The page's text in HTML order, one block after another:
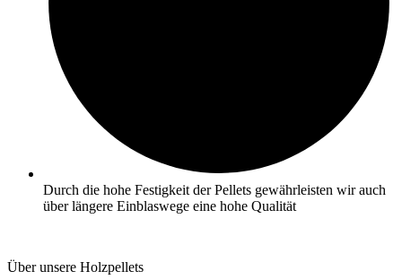
Durch die hohe Festigkeit der Pellets gewährleisten wir auch
über längere Einblaswege eine hohe Qualität
Über unsere Holzpellets